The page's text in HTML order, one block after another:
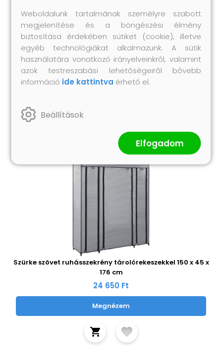
szakember tanácsát. Gondosan olvassa el és
kövesse a használati utasítás minden lépését.
Szürke szövet ruhásszekrény tárolórekeszekkel 150 x 45 x
176 cm
24 650 Ft
Megnézem
Weboldalunk tartalmának személyre szabott
megjelenítése és a böngészési élmény
biztosítása érdekében sütiket (cookie), illetve
egyéb technológiákat alkalmazunk. A sütik
használatára vonatkozó irányelveinkről, valamint
azok testreszabási lehetőségeiről bővebb
információ ide kattintva érhető el.
Beállítások
Elfogadom